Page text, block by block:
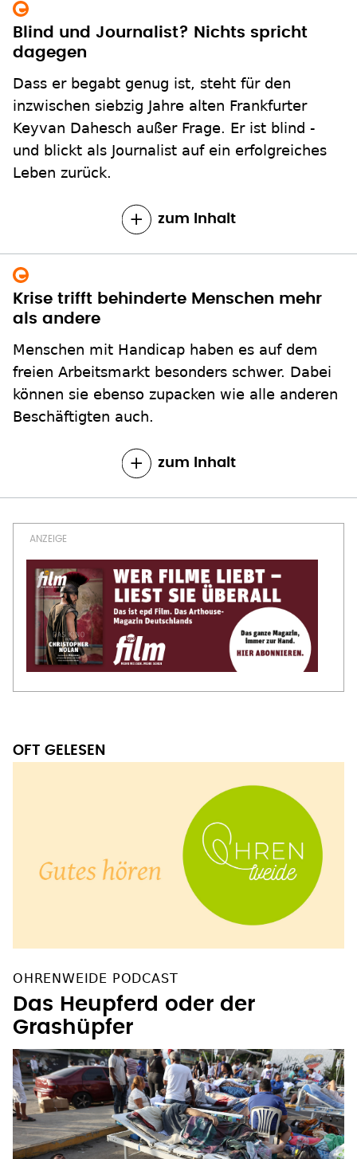
Blind und Journalist? Nichts spricht
dagegen
Dass er begabt genug ist, steht für den
inzwischen siebzig Jahre alten Frankfurter
Keyvan Dahesch außer Frage. Er ist blind -
und blickt als Journalist auf ein erfolgreiches
Leben zurück.
zum Inhalt
Krise trifft behinderte Menschen mehr
als andere
Menschen mit Handicap haben es auf dem
freien Arbeitsmarkt besonders schwer. Dabei
können sie ebenso zupacken wie alle anderen
Beschäftigten auch.
zum Inhalt
Das Heupferd oder der
Grashüpfer